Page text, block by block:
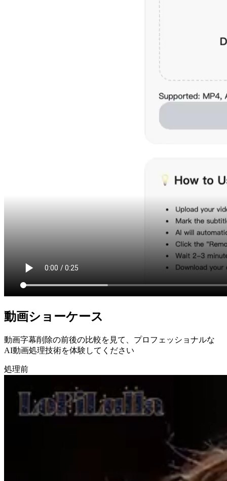
動画ショーケース
動画字幕削除の前後の比較を見て、プロフェッショナルな
AI動画処理技術を体験してください
処理前